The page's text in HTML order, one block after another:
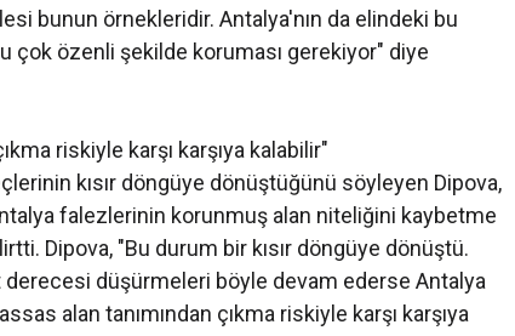
bunun örnekleridir. Antalya'nın da elindeki bu
çok özenli şekilde koruması gerekiyor" diye
riskiyle karşı karşıya kalabilir"
kısır döngüye dönüştüğünü söyleyen Dipova,
falezlerinin korunmuş alan niteliğini kaybetme
Dipova, "Bu durum bir kısır döngüye dönüştü.
düşürmeleri böyle devam ederse Antalya
alan tanımından çıkma riskiyle karşı karşıya